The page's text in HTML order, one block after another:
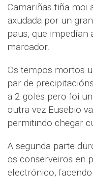
Camariñas tiña moi
axudada por un
paus, que impedían
marcador.
Os tempos mortos
par de
a 2 goles pero foi
outra vez Eusebio
permitindo chegar
A segunda parte
os conserveiros en
electrónico,